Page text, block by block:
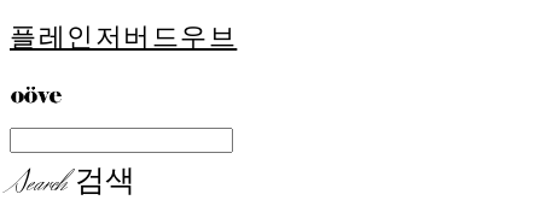
플레인저버드우브
Search검색